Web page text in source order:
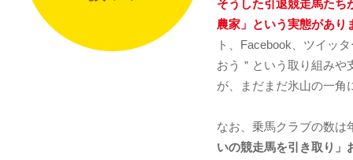
そうした引退競走馬たち
農家」という実態があり
ト、Facebook、ツイッ
おう＂という取り組みや
が、まだまだ氷山の一角
なお、乗馬クラブの数は
いの競走馬を引き取り」